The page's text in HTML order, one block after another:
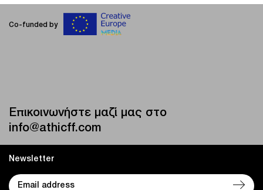
Co-funded by
Επικοινωνήστε μαζί μας στο
info@athicff.com
Newsletter